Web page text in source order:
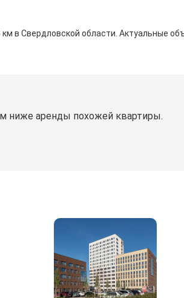
в Свердловской области. Актуальные
ниже аренды похожей квартиры.